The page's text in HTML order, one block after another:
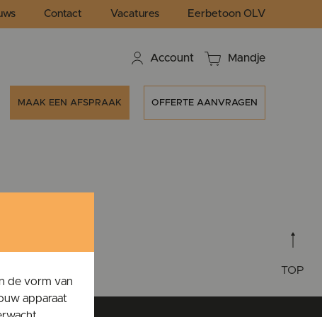
Contact Vacatures Eerbetoon OLV
Account Mandje
MAAK EEN AFSPRAAK OFFERTE AANVRAGEN
TOP
de vorm van
apparaat